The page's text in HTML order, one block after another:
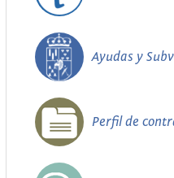
Ayudas y
Perfil de